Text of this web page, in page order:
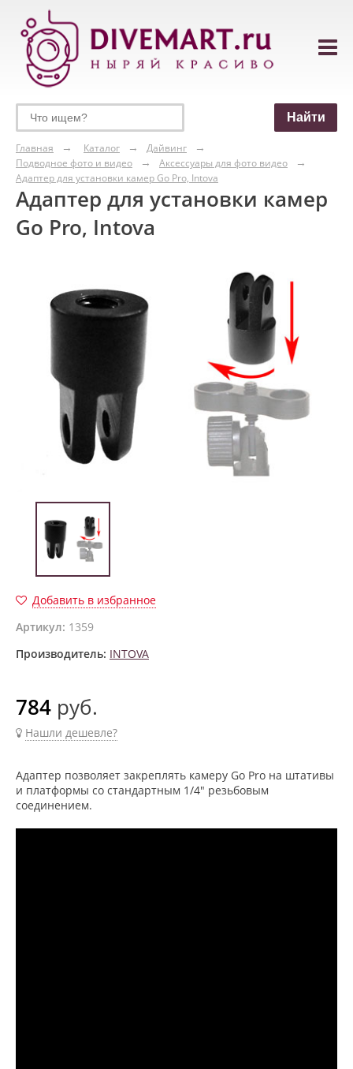
Главная Каталог
Дайвинг
Подводное фото и видео
Аксессуары для фото видео
Адаптер для установки камер Go Pro, Intova
Адаптер для установки камер
Go Pro, Intova
Добавить в избранное
Артикул: 1359
Производитель: INTOVA
784 руб.
Нашли дешевле?
Адаптер позволяет закреплять камеру Go Pro на штативы
и платформы со стандартным 1/4" резьбовым
соединением.